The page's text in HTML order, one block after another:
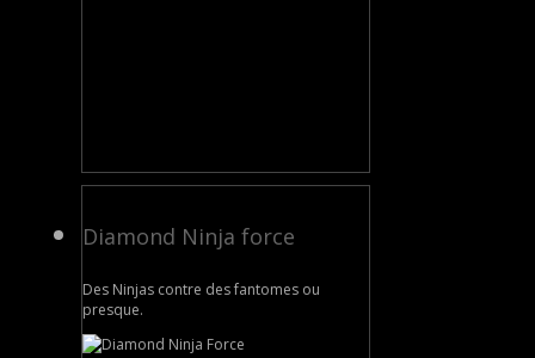
Diamond Ninja force
Des Ninjas contre des fantomes ou
presque.